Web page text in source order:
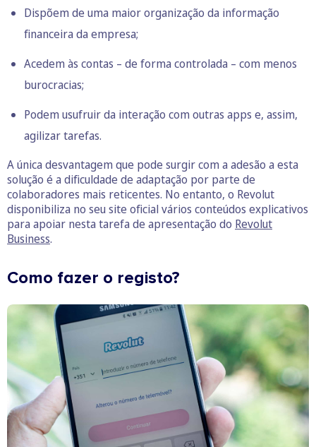
Dispõem de uma maior organização da informação
financeira da empresa;
Acedem às contas – de forma controlada – com menos
burocracias;
Podem usufruir da interação com outras apps e, assim,
agilizar tarefas.
A única desvantagem que pode surgir com a adesão a esta
solução é a dificuldade de adaptação por parte de
colaboradores mais reticentes. No entanto, o Revolut
disponibiliza no seu site oficial vários conteúdos explicativos
para apoiar nesta tarefa de apresentação do Revolut
Business.
Como fazer o registo?